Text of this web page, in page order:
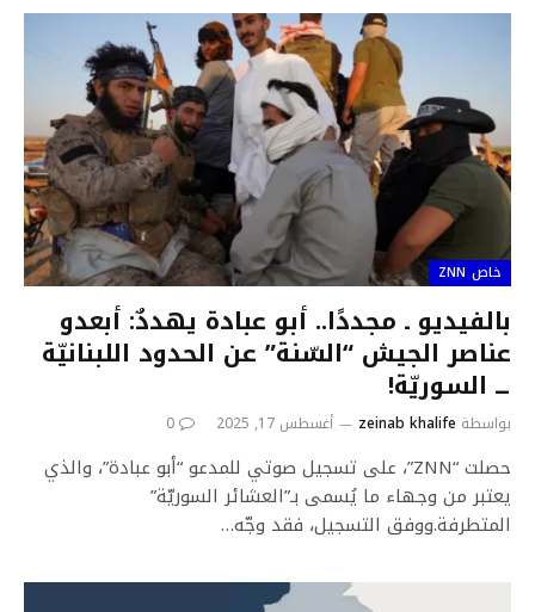
خاص ZNN
بالفيديو ـ مجددًا.. أبو عبادة يهددٌ: أبعدو
عناصر الجيش “السّنة” عن الحدود اللبنانيّة
ــ السوريّة!
بواسطة zeinab khalife أغسطس 17, 2025 0
حصلت “ZNN”، على تسجيل صوتي للمدعو “أبو عبادة”، والذي
يعتبر من وجهاء ما يُسمى بـ”العشائر السوريّة”
المتطرفة.ووفق التسجيل، فقد وجّه…